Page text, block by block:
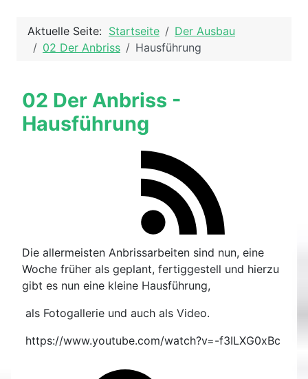
Aktuelle Seite: Startseite
Der Ausbau
02 Der Anbriss
Hausführung
02 Der Anbriss -
Hausführung
Die allermeisten Anbrissarbeiten sind nun, eine
Woche früher als geplant, fertiggestell und hierzu
gibt es nun eine kleine Hausführung,
als Fotogallerie und auch als Video.
https://www.youtube.com/watch?v=-f3ILXG0xBc